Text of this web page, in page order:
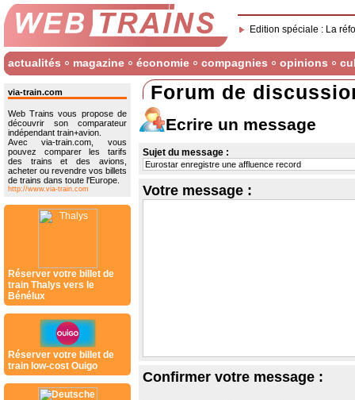
Edition spéciale : La
actualités magazine économie compagnies opinions
via-train.com
Web Trains vous propose de
découvrir son comparateur
indépendant train+avion.
Avec via-train.com, vous
pouvez comparer les tarifs
des trains et des avions,
acheter ou revendre vos billets
de trains dans toute l'Europe.
http://www.via-train.com
Réserver votre billet de
train Thalys vers le
Bénélux
Réserver votre billet de
train low-cost Ouigo
Forum de
Ecrire un message
Sujet du message :
Votre message :
Confirmer votre message :